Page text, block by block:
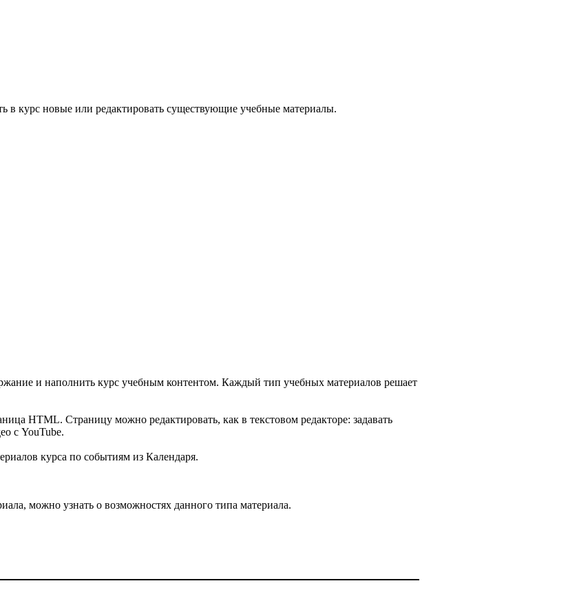
курс новые или редактировать существующие учебные материалы.
и наполнить курс учебным контентом. Каждый тип учебных материалов решает
HTML. Страницу можно редактировать, как в текстовом редакторе: задавать
с YouTube.
курса по событиям из Календаря.
можно узнать о возможностях данного типа материала.